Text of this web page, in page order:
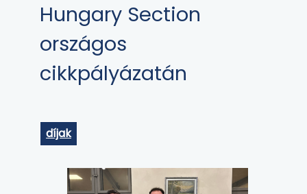
Hungary Section
országos
cikkpályázatán
díjak